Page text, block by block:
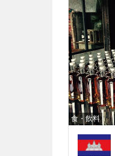
食・飲料